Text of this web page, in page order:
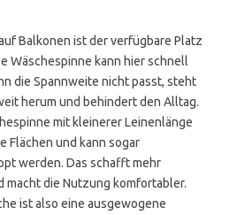
Balkonen ist der verfügbare Platz
Wäschespinne kann hier schnell
die Spannweite nicht passt, steht
herum und behindert den Alltag.
mit kleinerer Leinenlänge
Flächen und kann sogar
werden. Das schafft mehr
die Nutzung komfortabler.
ist also eine ausgewogene